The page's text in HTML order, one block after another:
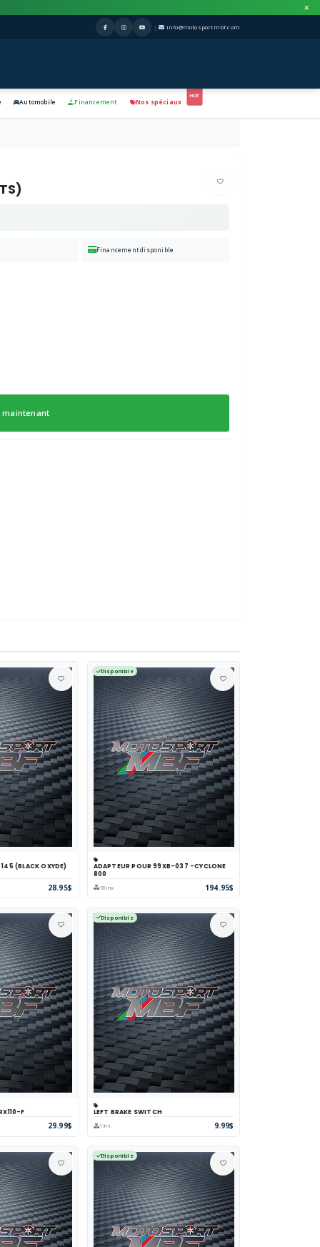
| info@motosportmbf.com
Automobile Financement Nos spéciaux
Financement disponible
maintenant
Voir
(BLACK OXYDE)
28.95$
Disponible
Panier Comparer Voir
ADAPTEUR POUR 99XB-037 -CYCLONE
800
18 inv. 194.95$
F
29.99$
Disponible
Panier Comparer
LEFT BRAKE SWITCH
1 inv. 9.99$
Disponible